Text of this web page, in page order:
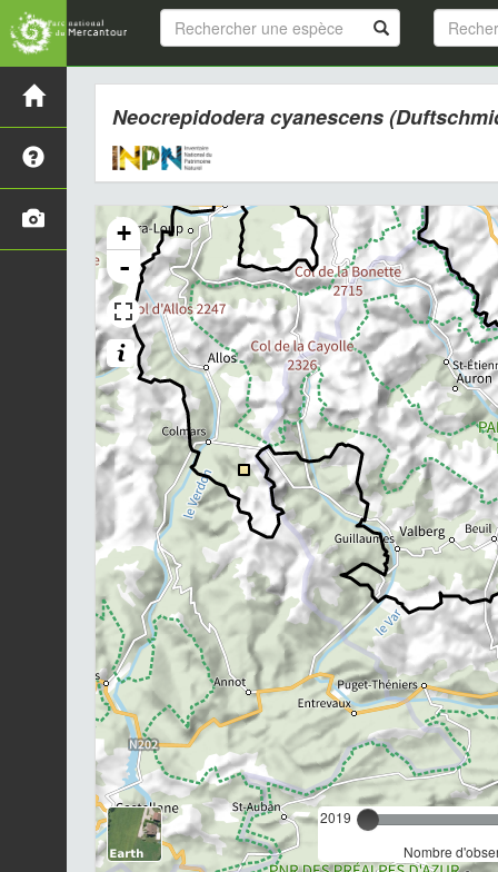
Neocrepidodera cyanescens
+
-
2019
Nombre